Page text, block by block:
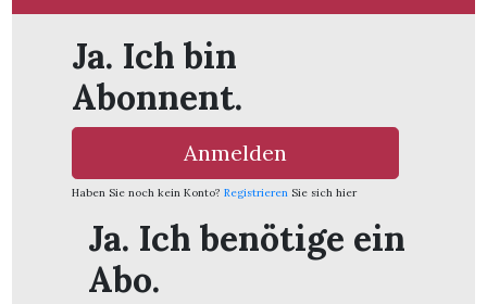
Ja. Ich bin
Abonnent.
Anmelden
Haben Sie noch kein Konto? Registrieren Sie sich hier
Ja. Ich benötige ein
Abo.